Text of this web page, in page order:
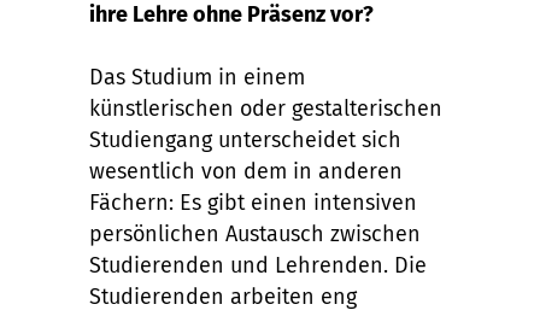
ihre Lehre ohne Präsenz vor?
Das Studium in einem
künstlerischen oder gestalterischen
Studiengang unterscheidet sich
wesentlich von dem in anderen
Fächern: Es gibt einen intensiven
persönlichen Austausch zwischen
Studierenden und Lehrenden. Die
Studierenden arbeiten eng